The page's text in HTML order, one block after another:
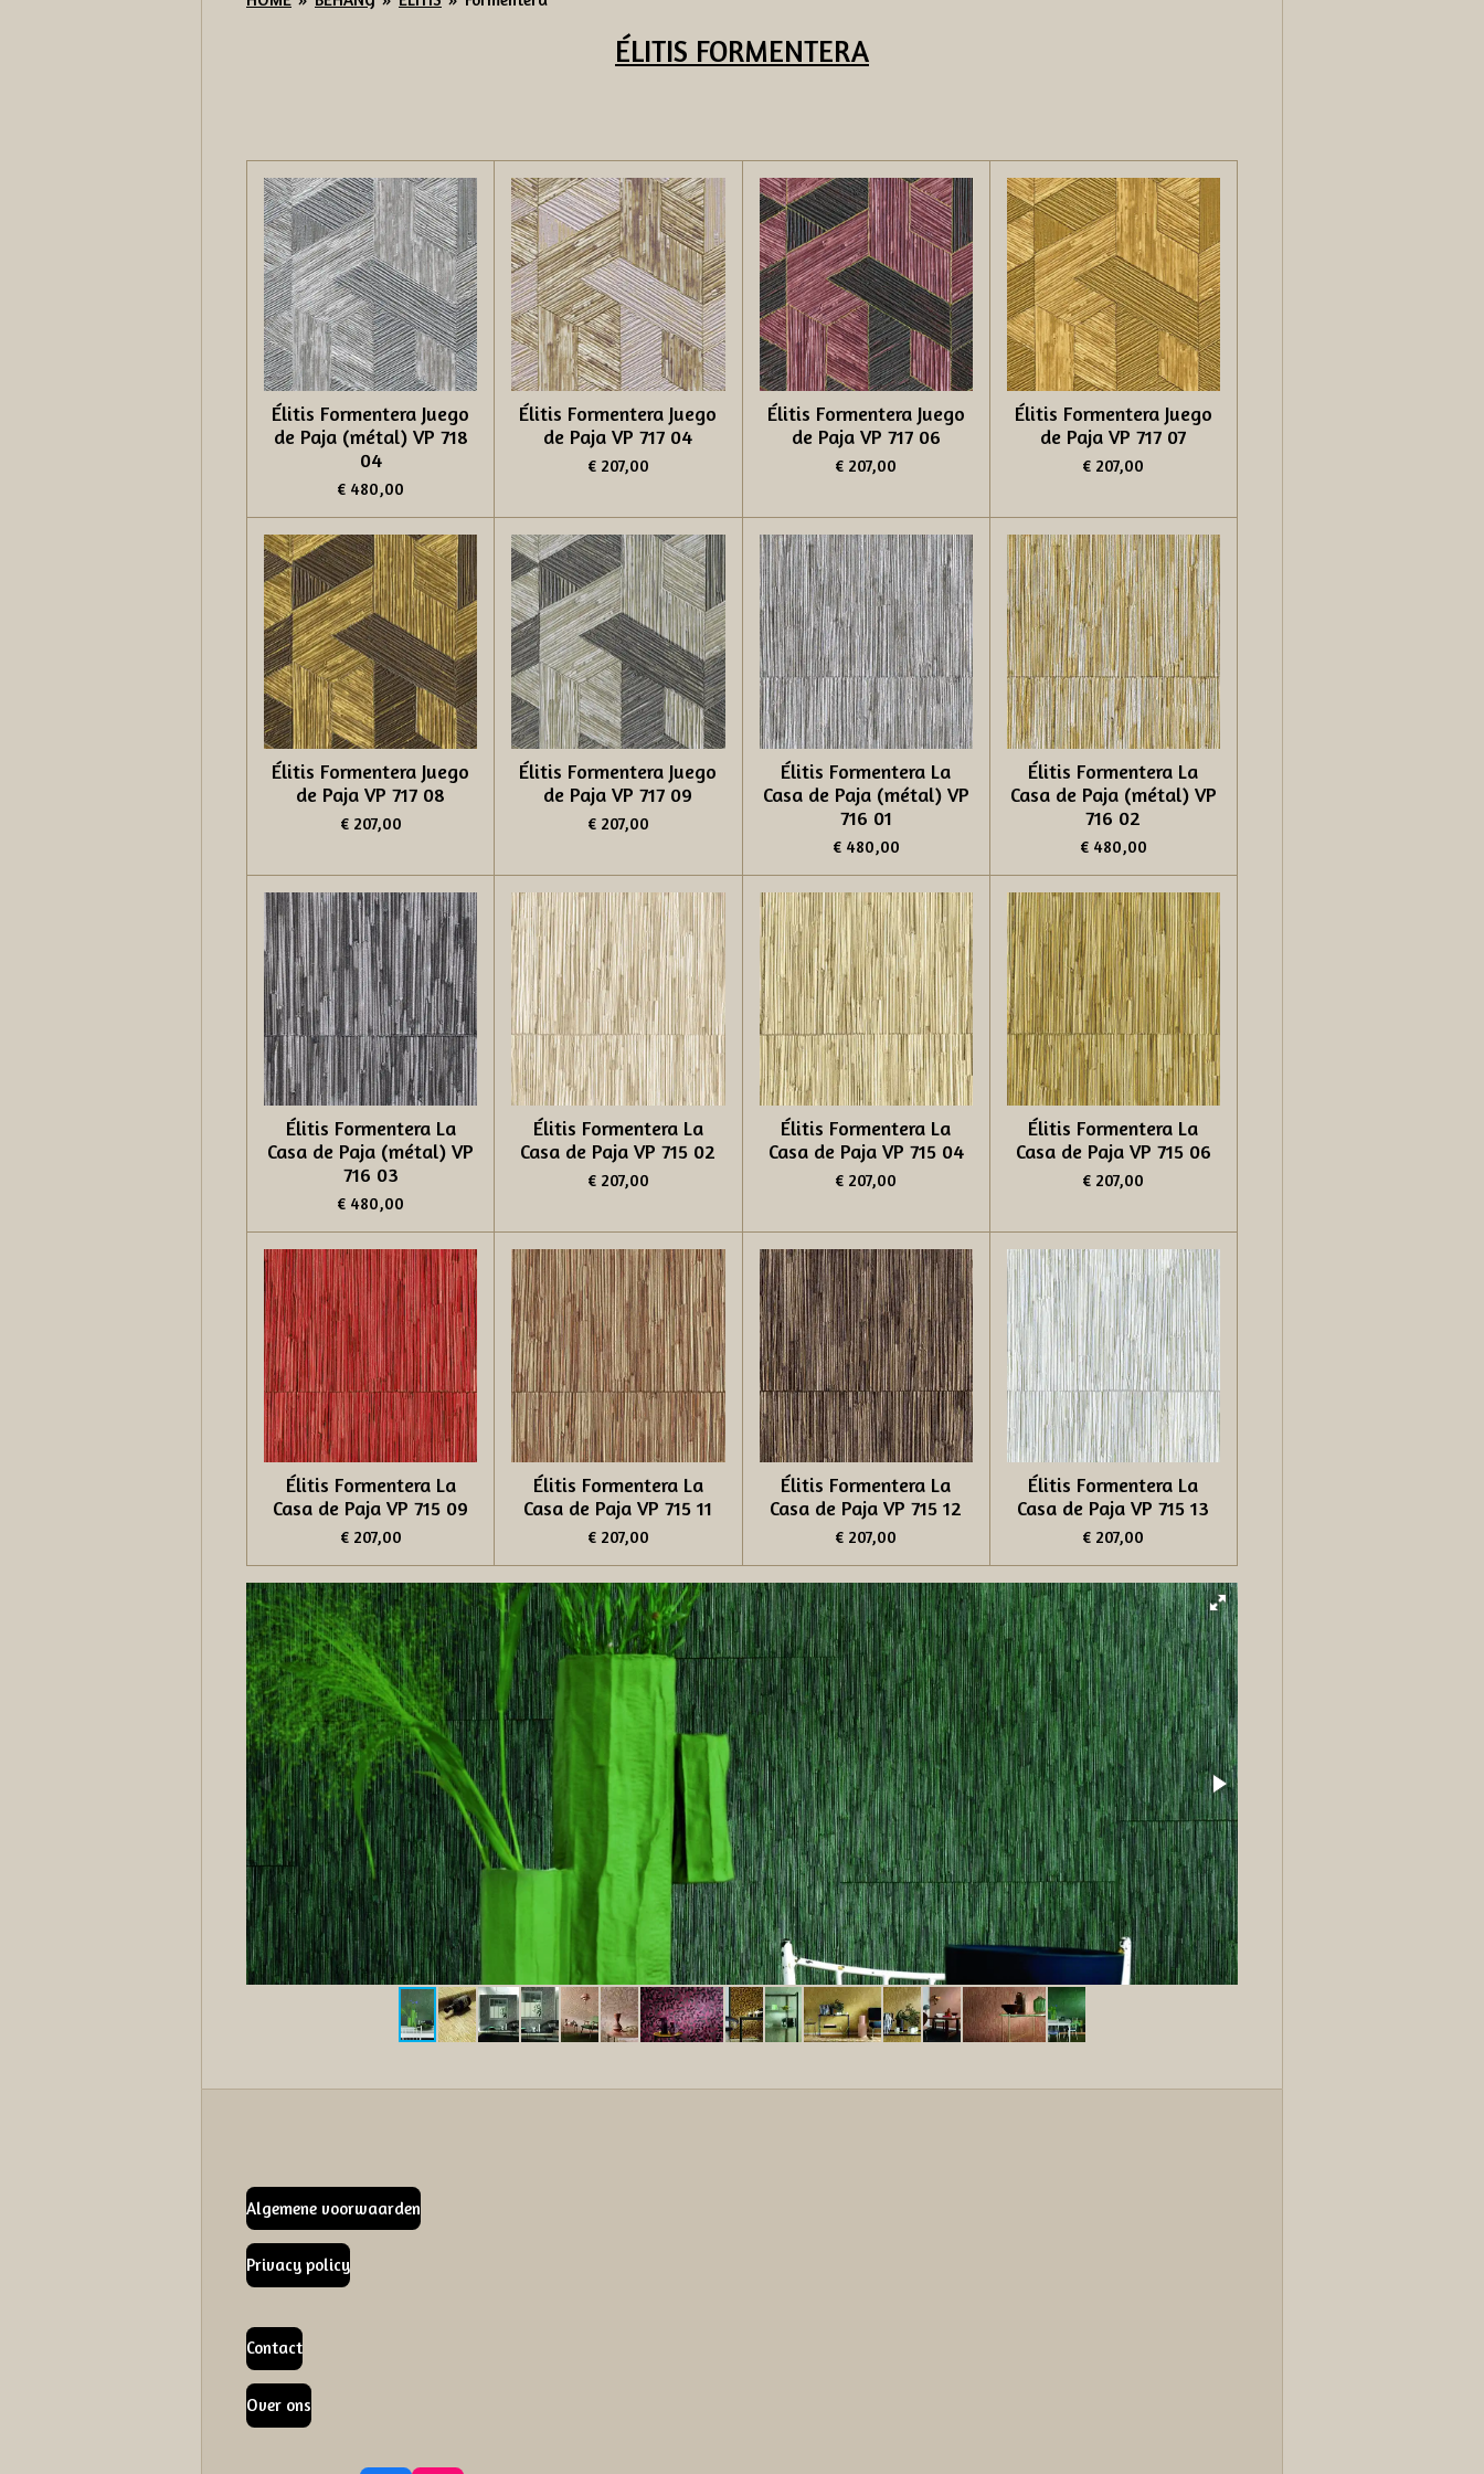
ÉLITIS FORMENTERA
Élitis Formentera Juego
de Paja (métal) VP 718
04
€ 480,00
Élitis Formentera Juego
de Paja VP 717 04
€ 207,00
Élitis Formentera Juego
de Paja VP 717 06
€ 207,00
Élitis Formentera Juego
de Paja VP 717 07
€ 207,00
Élitis Formentera Juego
de Paja VP 717 08
€ 207,00
Élitis Formentera Juego
de Paja VP 717 09
€ 207,00
Élitis Formentera La
Casa de Paja (métal) VP
716 01
€ 480,00
Élitis Formentera La
Casa de Paja (métal) VP
716 02
€ 480,00
Élitis Formentera La
Casa de Paja (métal) VP
716 03
€ 480,00
Élitis Formentera La
Casa de Paja VP 715 02
€ 207,00
Élitis Formentera La
Casa de Paja VP 715 04
€ 207,00
Élitis Formentera La
Casa de Paja VP 715 06
€ 207,00
Élitis Formentera La
Casa de Paja VP 715 09
€ 207,00
Élitis Formentera La
Casa de Paja VP 715 11
€ 207,00
Élitis Formentera La
Casa de Paja VP 715 12
€ 207,00
Élitis Formentera La
Casa de Paja VP 715 13
€ 207,00
Algemene voorwaarden
Privacy policy
Contact
Over ons